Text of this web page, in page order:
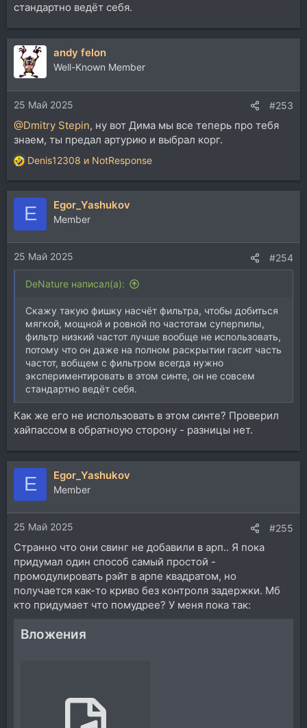
стандартно ведёт себя.
andy felon
Well-Known Member
25 Май 2025 #253
@Dmitry Stepin, ну вот Дима мы все теперь про тебя
знаем, ты предал артурию и выбрал корг.
Р
е
а
и
и
:
Denis12308 и NotResponse
E Egor_Yashukov
Member
25 Май 2025 #254
DeNature написал(а):
Скажу такую фишку насчёт фильтра, чтобы добиться
мягкой, мощной и ровной по частотам суперпилы,
фильтр низкий частот лучше вообще не использовать,
потому что он даже на полном раскрытии гасит часть
частот, вобщем с фильтром всегда нужно
экспериментировать в этом синте, он не совсем
стандартно ведёт себя.
Как же его не использовать в этом синте? Проверил
хайпассом в обратноую сторону - разницы нет.
E Egor_Yashukov
Member
25 Май 2025 #255
Странно что они свинг не добавили в арп.. Я пока
придумал один способ самый простой -
промодулировать рэйт в арпе квадратом, но
получается как-то криво без контроля задержки. Мб
кто придумает что помудрее? У меня пока так:
Вложения